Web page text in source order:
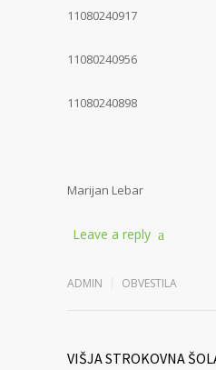
11080240917
11080240956
11080240898
Marijan Lebar
Leave a reply
ADMIN OBVESTILA
VIŠJA STROKOVNA